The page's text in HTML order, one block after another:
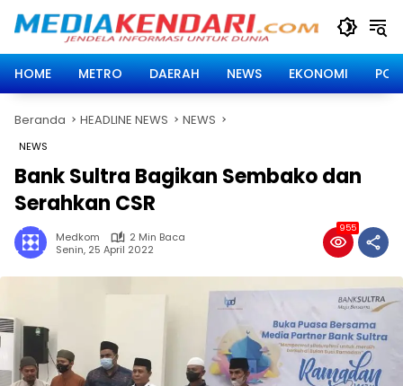
HOME
METRO DAERAH NEWS EKONOMI
Beranda HEADLINE NEWS NEWS
NEWS
Bank Sultra Bagikan Sembako dan
Serahkan CSR
Medkom
2 Min Baca
Senin, 25 April 2022
955